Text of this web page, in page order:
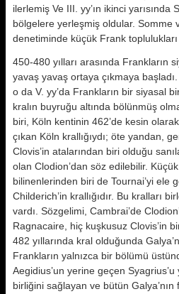
ilerlemiş Ve III. yy’ın ikinci yarısında
bölgelere yerleşmiş oldular. Somme
denetiminde küçük Frank toplulukları
450-480 yılları arasında Frankların
yavaş yavaş ortaya çıkmaya
o da V. yy’da Frankların bir siyasal
kralın buyruğu altında bölünmüş
biri, Köln kentinin 462’de kesin
çıkan Köln krallığıydı; öte yandan,
Clovis’in atalarından biri olduğu
olan Clodion’dan söz edilebilir.
bilinenlerinden biri de Tournai’yi ele
Childerich’in krallığıdır. Bu kralları
vardı. Sözgelimi, Cambrai’de
Ragnacaire, hiç kuşkusuz Clovis’in
482 yıllarında kral olduğunda
Frankların yalnızca bir bölümü
Aegidius’un yerine geçen Syagrius’u
birliğini sağlayan ve bütün